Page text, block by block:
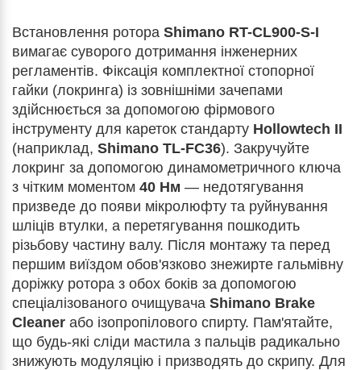
Встановлення ротора Shimano RT-CL900-S-I
вимагає суворого дотримання інженерних
регламентів. Фіксація комплектної стопорної
гайки (локринга) із зовнішніми зачепами
здійснюється за допомогою фірмового
інструменту для кареток стандарту Hollowtech II
(наприклад, Shimano TL-FC36). Закручуйте
локринг за допомогою динамометричного ключа
з чітким моментом 40 Нм — недотягування
призведе до появи мікролюфту та руйнування
шліців втулки, а перетягування пошкодить
різьбову частину валу. Після монтажу та перед
першим виїздом обов'язково знежирте гальмівну
доріжку ротора з обох боків за допомогою
спеціалізованого очищувача Shimano Brake
Cleaner або ізопропілового спирту. Пам'ятайте,
що будь-які сліди мастила з пальців радикально
знижують модуляцію і призводять до скрипу. Для